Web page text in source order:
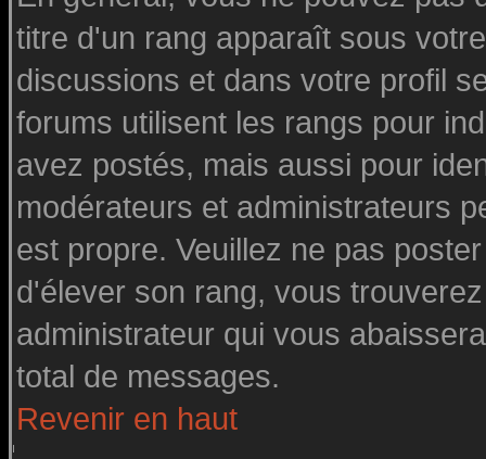
titre d'un rang apparaît sous
discussions et dans votre profil
forums utilisent les rangs pour
avez postés, mais aussi pour
modérateurs et administrateurs
est propre. Veuillez ne pas
d'élever son rang, vous
administrateur qui vous
total de messages.
Revenir en haut